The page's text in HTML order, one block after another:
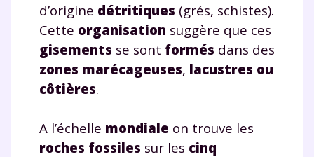
d’origine détritiques (grés, schistes).
Cette organisation suggère que ces
gisements se sont formés dans des
zones marécageuses, lacustres ou
côtières.
A l’échelle mondiale on trouve les
roches fossiles sur les cinq